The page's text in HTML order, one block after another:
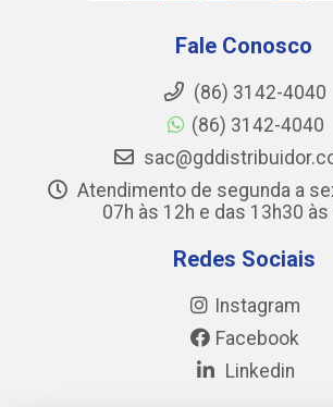
Fale Conosco
(86) 3142-4040
(86) 3142-4040
Atendimento de segunda a
07h às 12h e das 13h30 às
Redes Sociais
Instagram
Facebook
Linkedin